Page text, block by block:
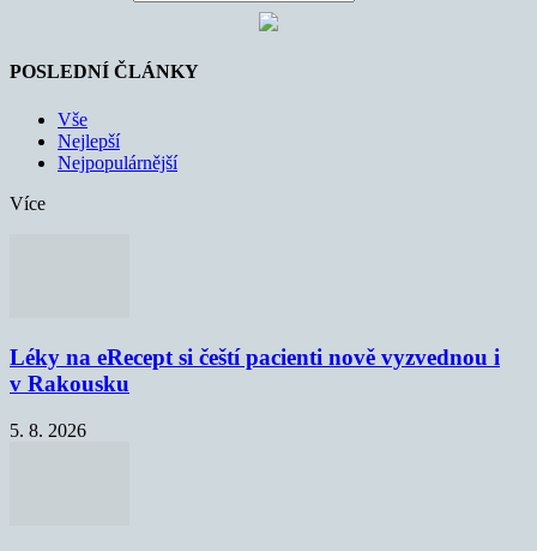
POSLEDNÍ ČLÁNKY
Vše
Nejlepší
Nejpopulárnější
Více
Léky na eRecept si čeští pacienti nově vyzvednou i
v Rakousku
5. 8. 2026